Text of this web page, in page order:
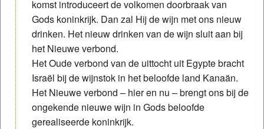
komst introduceert de volkomen doorbraak van
Gods koninkrijk. Dan zal Hij de wijn met ons nieuw
drinken. Het nieuw drinken van de wijn sluit aan bij
het Nieuwe verbond.
Het Oude verbond van de uittocht uit Egypte bracht
Israël bij de wijnstok in het beloofde land Kanaän.
Het Nieuwe verbond – hier en nu – brengt ons bij de
ongekende nieuwe wijn in Gods beloofde
gerealiseerde koninkrijk.